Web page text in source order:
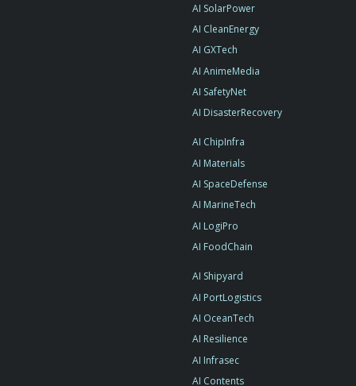
AI SolarPower
AI CleanEnergy
AI GXTech
AI AnimeMedia
AI SafetyNet
AI DisasterRecovery
AI ChipInfra
AI Materials
AI SpaceDefense
AI MarineTech
AI LogiPro
AI FoodChain
AI Shipyard
AI PortLogistics
AI OceanTech
AI Resilience
AI Infrasec
AI Contents